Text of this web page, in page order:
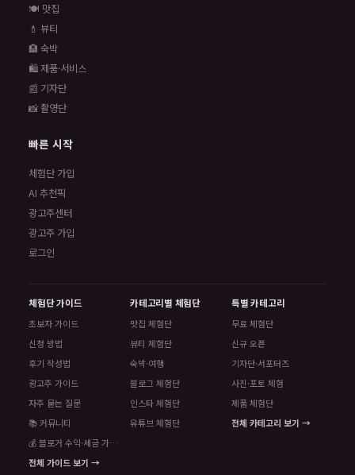
🍽️ 맛집
💄 뷰티
🏨 숙박
🛍️ 제품·서비스
📰 기자단
📸 촬영단
빠른 시작
체험단 가입
AI 추천픽
광고주센터
광고주 가입
로그인
체험단 가이드
초보자 가이드
신청 방법
후기 작성법
광고주 가이드
자주 묻는 질문
📚 커뮤니티
💰 블로거 수익·세금 가이드
전체 가이드 보기 →
카테고리별 체험단
맛집 체험단
뷰티 체험단
숙박·여행
블로그 체험단
인스타 체험단
유튜브 체험단
특별 카테고리
무료 체험단
신규 오픈
기자단·서포터즈
사진·포토 체험
제품 체험단
전체 카테고리 보기 →